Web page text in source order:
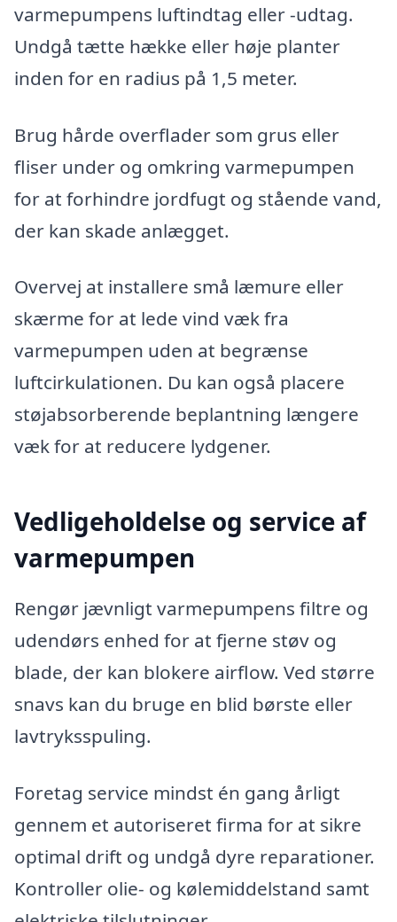
varmepumpens luftindtag eller -udtag.
Undgå tætte hække eller høje planter
inden for en radius på 1,5 meter.
Brug hårde overflader som grus eller
fliser under og omkring varmepumpen
for at forhindre jordfugt og stående vand,
der kan skade anlægget.
Overvej at installere små læmure eller
skærme for at lede vind væk fra
varmepumpen uden at begrænse
luftcirkulationen. Du kan også placere
støjabsorberende beplantning længere
væk for at reducere lydgener.
Vedligeholdelse og service af
varmepumpen
Rengør jævnligt varmepumpens filtre og
udendørs enhed for at fjerne støv og
blade, der kan blokere airflow. Ved større
snavs kan du bruge en blid børste eller
lavtryksspuling.
Foretag service mindst én gang årligt
gennem et autoriseret firma for at sikre
optimal drift og undgå dyre reparationer.
Kontroller olie- og kølemiddelstand samt